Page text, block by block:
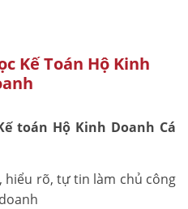
Kế Toán Hộ Kinh
toán Hộ Kinh Doanh Cá
hiểu rõ, tự tin làm chủ công